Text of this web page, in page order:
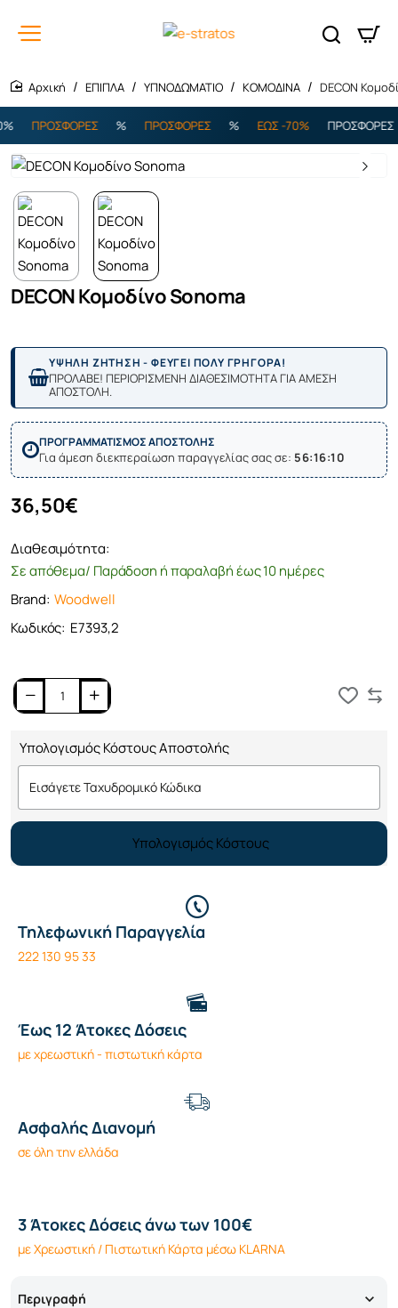
ΕΠΙΠΛΑ ΥΠΝΟΔΩΜΑΤΙΟ ΚΟΜΟΔΙΝΑ DECON
ΠΡΟΣΦΟΡΕΣ ΠΡΟΣΦΟΡΕΣ ΕΩΣ -70% ΠΡΟΣΦΟΡΕΣ
DECON Κομοδίνο Sonoma
ΥΨΗΛΗ ΖΗΤΗΣΗ - ΦΕΥΓΕΙ ΠΟΛΥ ΓΡΗΓΟΡΑ!
ΠΡΟΛΑΒΕ! ΠΕΡΙΟΡΙΣΜΕΝΗ ΔΙΑΘΕΣΙΜΟΤΗΤΑ ΓΙΑ ΑΜΕΣΗ
ΑΠΟΣΤΟΛΗ.
ΠΡΟΓΡΑΜΜΑΤΙΣΜΟΣ ΑΠΟΣΤΟΛΗΣ
Για άμεση διεκπεραίωση παραγγελίας σας σε: 56:16:10
Διαθεσιμότητα:
Σε απόθεμα/ Παράδοση ή παραλαβή έως 10 ημέρες
Brand: Woodwell
Κωδικός: Ε7393,2
36,50€
Υπολογισμός Κόστους Αποστολής
Υπολογισμός Κόστους
Τηλεφωνική Παραγγελία
222 130 95 33
Έως 12 Άτοκες Δόσεις
με χρεωστική - πιστωτική κάρτα
Ασφαλής Διανομή
σε όλη την ελλάδα
3 Άτοκες Δόσεις άνω των 100€
με Χρεωστική / Πιστωτική Κάρτα μέσω KLARNA
Περιγραφή